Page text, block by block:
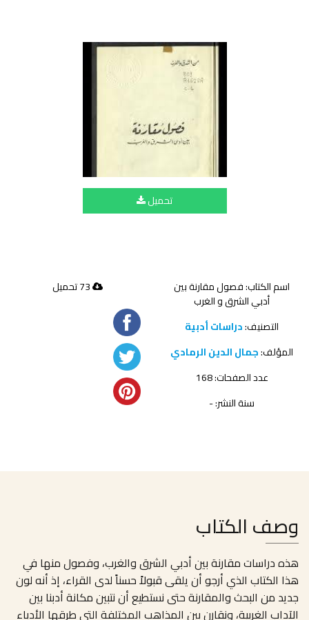
تحميل
اسم الكتاب: فصول مقارنة بين
أدبي الشرق و الغرب
التصنيف:دراسات أدبية
المؤلف:جمال الدين الرمادي
عدد الصفحات: 168
سنة النشر: -
وصف الكتاب
هذه دراسات مقارنة بين أدبي الشرق والغرب، وفصول منها في
هذا الكتاب الذي أرجو أن يلقى قبولاً حسناً لدى القراء، إذ أنه لون
جديد من البحث والمقارنة حتى نستطيع أن نتبين مكانة أدبنا بين
الآداب الغربية، ونقارن بين المذاهب المختلفة التي طرقها الأدباء